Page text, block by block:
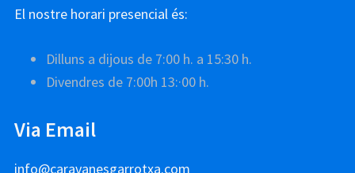
autocaravanes.
El nostre horari presencial és:
Dilluns a dijous de 7:00 h. a 15:30 h.
Divendres de 7:00h 13:·00 h.
Via Email
info@caravanesgarrotxa.com